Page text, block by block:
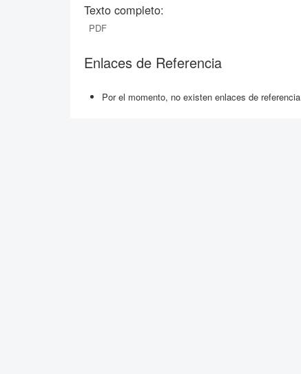
Texto completo:
PDF
Enlaces de Referencia
Por el momento, no existen enlaces de referencia